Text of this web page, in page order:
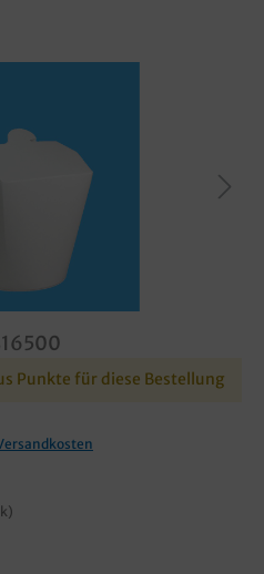
Punkte für diese Bestellung